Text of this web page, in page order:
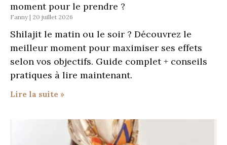
moment pour le prendre ?
Fanny 20 juillet 2026
Shilajit le matin ou le soir ? Découvrez le
meilleur moment pour maximiser ses effets
selon vos objectifs. Guide complet + conseils
pratiques à lire maintenant.
Lire la suite »